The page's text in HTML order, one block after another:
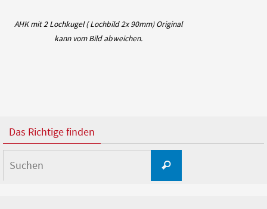
AHK mit 2 Lochkugel ( Lochbild 2x 90mm) Original
kann vom Bild abweichen.
Das Richtige finden
Suchen